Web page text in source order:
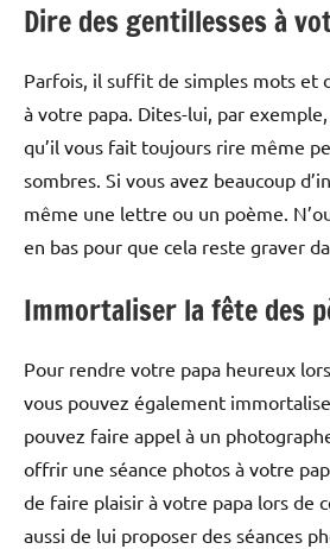
Dire des gentillesses à
Parfois, il suffit de simples mots et
à votre papa. Dites-lui, par
qu’il vous fait toujours rire même
sombres. Si vous avez beaucoup
même une lettre ou un poème.
en bas pour que cela reste graver
Immortaliser la fête des
Pour rendre votre papa heureux
vous pouvez également
pouvez faire appel à un
offrir une séance photos à votre
de faire plaisir à votre papa lors de
aussi de lui proposer des séances